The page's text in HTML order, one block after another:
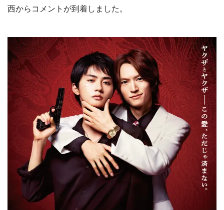
西からコメントが到着しました。